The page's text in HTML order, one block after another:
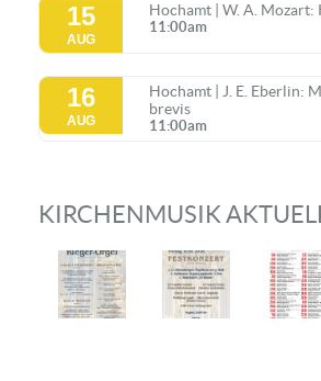
15
AUG
Hochamt | W. A. Mozart:
11:00am
16
AUG
Hochamt | J. E. Eberlin:
brevis
11:00am
KIRCHENMUSIK